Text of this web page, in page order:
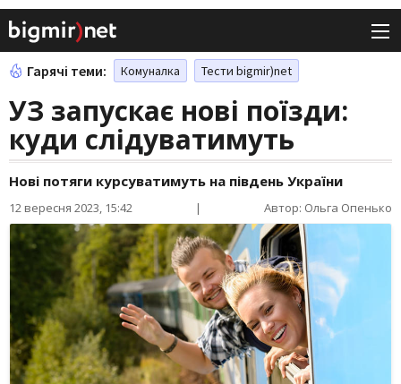
Гарячі теми: Комуналка Тести bigmir)net
УЗ запускає нові поїзди:
куди слідуватимуть
Нові потяги курсуватимуть на південь України
12 вересня 2023, 15:42 | Автор: Ольга Опенько